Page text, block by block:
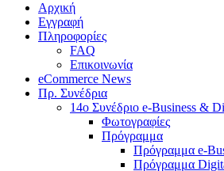
Αρχική
Εγγραφή
Πληροφορίες
FAQ
Επικοινωνία
eCommerce News
Πρ. Συνέδρια
14o Συνέδριο e-Business &
Φωτογραφίες
Πρόγραμμα
Πρόγραμμα e-
Πρόγραμμα